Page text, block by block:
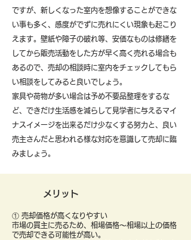
ですが、新しくなった室内を想像することができな
い事も多く、感度がでずに売れにくい現象も起こり
えます。壁紙や障子の破れ等、安価なものは修繕を
してから販売活動をした方が早く高く売れる場合も
あるので、売却の相談時に室内をチェックしてもら
い相談をしてみると良いでしょう。
​家具や荷物が多い場合は予め不要品整理をするな
ど、できだけ生活感を減らして見学者に与えるマイ
ナスイメージを出来るだけ少なくする努力と、良い
売主さんだと思われる様な対応を意識して売却に臨
みましょう。
メリット
① 売却価格が高くなりやすい
市場の買主に売るため、相場価格〜相場以上の価格
で売却できる可能性が高い。